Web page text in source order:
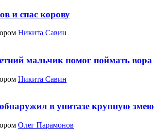
и спас корову
Никита Савин
мальчик помог поймать вора
Никита Савин
в унитазе крупную змею
Олег Парамонов